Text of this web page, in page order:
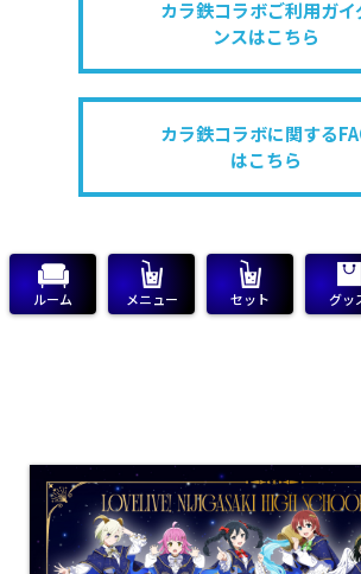
カラ鉄コラボご利用ガイ
ンスはこちら
カラ鉄コラボに関する
はこちら
ルーム メニュー セット グッ